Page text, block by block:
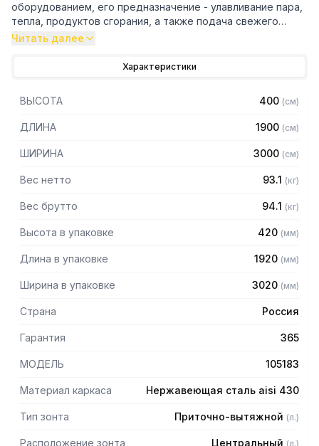
оборудованием, его предназначение - улавливание пара,
тепла, продуктов сгорания, а также подача свежего
воздуха, что благоприятно сказывается на микроклимате
предметах мебели и кухонной утвари. Поэтому это
оборудование формирует микроклимат в помещении и
защищает сотрудников горячего цеха.
— Бескаркасный
0,8мм
— Поставляется в собранном виде
Читать далее
Характеристики
ВЫСОТА 400 (см)
ДЛИНА 1900 (см)
ШИРИНА 3000 (см)
Вес нетто 93.1 (кг)
Вес брутто 94.1 (кг)
Высота в упаковке 420 (мм)
Длина в упаковке 1920 (мм)
Ширина в упаковке 3020 (мм)
Страна Россия
Гарантия 365
МОДЕЛЬ 105183
Материал каркаса Нержавеющая сталь aisi 430
Тип зонта Приточно-вытяжной (л.)
Расположение зонта Центральный (л.)